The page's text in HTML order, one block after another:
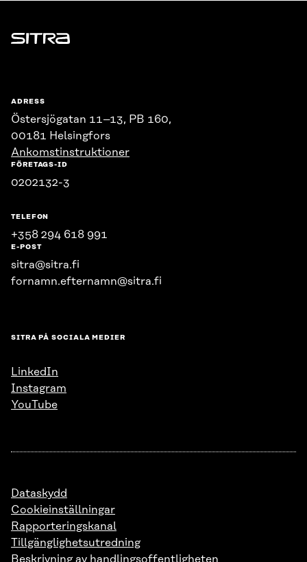
Sitra
ADRESS
Östersjögatan 11–13, PB 160,
00181 Helsingfors
Ankomstinstruktioner
FÖRETAGS-ID
0202132-3
TELEFON
+358 294 618 991
E-POST
sitra@sitra.fi
fornamn.efternamn@sitra.fi
SITRA PÅ SOCIALA MEDIER
LinkedIn
Instagram
YouTube
Dataskydd
Cookieinställningar
Rapporteringskanal
Tillgänglighetsutredning
Beskrivning av handlingsoffentligheten